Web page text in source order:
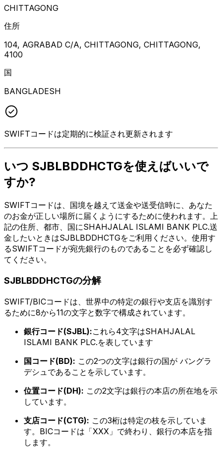
CHITTAGONG
住所
104, AGRABAD C/A, CHITTAGONG, CHITTAGONG,
4100
国
BANGLADESH
SWIFTコードは定期的に検証され更新されます
いつ SJBLBDDHCTGを使えばいいで
すか?
SWIFTコードは、国境を越えて送金や送受信時に、あなた
のお金が正しい場所に届くようにするために使われます。上
記の住所、都市、国にSHAHJALAL ISLAMI BANK PLC.送
金したいときはSJBLBDDHCTGをご利用ください。使用す
るSWIFTコードが宛先銀行のものであることを必ず確認し
てください。
SJBLBDDHCTGの分解
SWIFT/BICコードは、世界中の特定の銀行や支店を識別す
るために8から11の文字と数字で構成されています。
銀行コード(SJBL):これら4文字はSHAHJALAL
ISLAMI BANK PLC.を表しています
国コード(BD): この2つの文字は銀行の国が バングラ
デシュであることを示しています。
位置コード(DH): この2文字は銀行の本店の所在地を示
しています。
支店コード(CTG): この3桁は特定の枝を示していま
す。BICコードは「XXX」で終わり、銀行の本店を指
します。